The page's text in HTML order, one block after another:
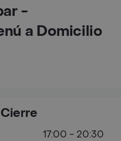
-
a Domicilio
17:00 - 20:30